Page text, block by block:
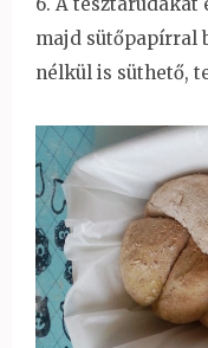
majd sütőpapírral
nélkül is süthető,